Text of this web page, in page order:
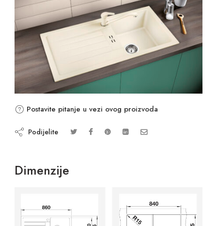
Postavite pitanje u vezi ovog proizvoda
Podijelite
Dimenzije